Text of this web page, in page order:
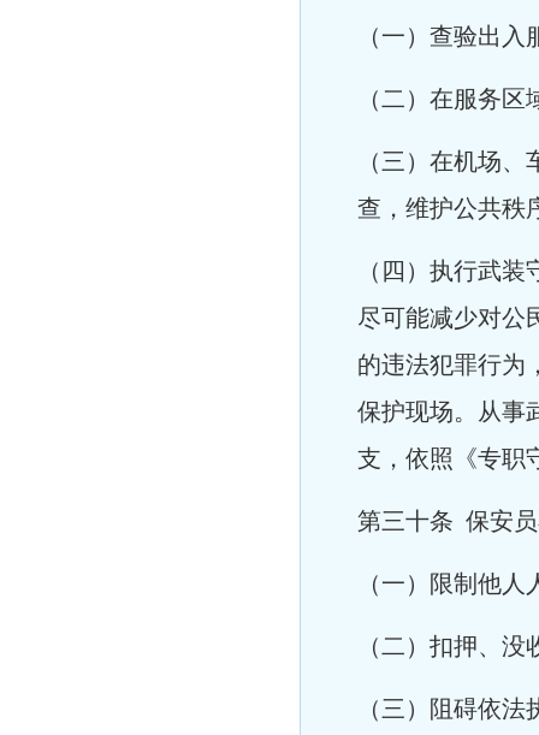
（一）查验出
（二）在服务
（三）在机场
查，维护公共秩
（四）执行武
尽可能减少对公
的违法犯罪行为
保护现场。从事
支，依照《专职
第三十条 保安
（一）限制他
（二）扣押、
（三）阻碍依法